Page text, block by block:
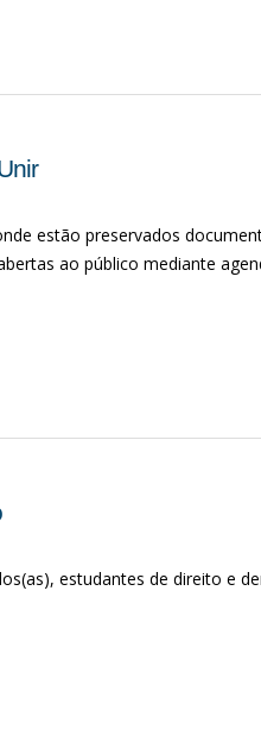
estão preservados
ao público mediante
estudantes de direito e